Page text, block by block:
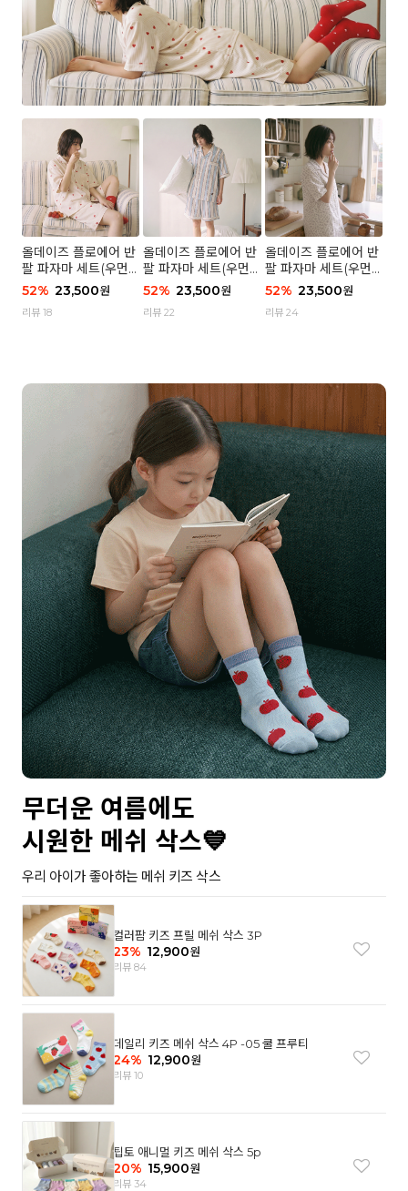
올데이즈 플로에어 반
팔 파자마 세트(우먼)
- 04 하트 컨페티
52% 23,500원
리뷰 18
올데이즈 플로에어 반
팔 파자마 세트(우먼)
- 03 브리즈 스트라이
52% 23,500원
리뷰 22
올데이즈 플로에어 반
팔 파자마 세트(우먼)
- 01 포슬 가든
52% 23,500원
리뷰 24
무더운 여름에도
시원한 메쉬 삭스💙
우리 아이가 좋아하는 메쉬 키즈 삭스
컬러팜 키즈 프릴 메쉬 삭스 3P
23% 12,900원
리뷰 84
데일리 키즈 메쉬 삭스 4P -05 쿨 프루티
24% 12,900원
리뷰 10
팁토 애니멀 키즈 메쉬 삭스 5p
20% 15,900원
리뷰 34